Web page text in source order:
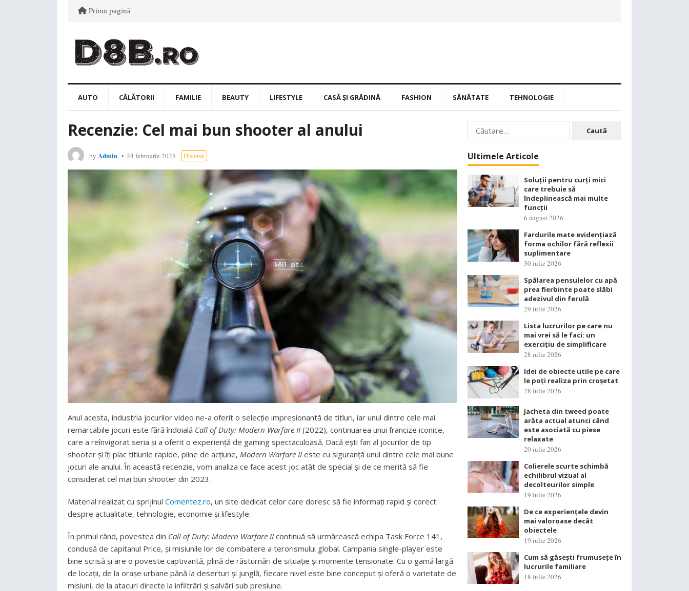
Prima pagină
AUTO CĂLĂTORII FAMILIE BEAUTY LIFESTYLE CASĂ ȘI GRĂDINĂ FASHION SĂNĂTATE TEHNOLOGIE
Recenzie: Cel mai bun shooter al anului
by Admin 24 februarie 2025 Diverse
Anul acesta, industria jocurilor video ne-a oferit o selecție impresionantă de titluri, iar unul dintre cele mai
remarcabile jocuri este fără îndoială Call of Duty: Modern Warfare II (2022), continuarea unui francize iconice,
care a reînvigorat seria și a oferit o experiență de gaming spectaculoasă. Dacă ești fan al jocurilor de tip
shooter și îți plac titlurile rapide, pline de acțiune, Modern Warfare II este cu siguranță unul dintre cele mai bune
jocuri ale anului. În această recenzie, vom analiza ce face acest joc atât de special și de ce merită să fie
considerat cel mai bun shooter din 2023.
Material realizat cu sprijinul Comentez.ro, un site dedicat celor care doresc să fie informați rapid și corect
despre actualitate, tehnologie, economie și lifestyle.
În primul rând, povestea din Call of Duty: Modern Warfare II continuă să urmărească echipa Task Force 141,
condusă de capitanul Price, și misiunile lor de combatere a terorismului global. Campania single-player este
bine scrisă și are o poveste captivantă, plină de răsturnări de situație și momente tensionate. Cu o gamă largă
de locații, de la orașe urbane până la deserturi și junglă, fiecare nivel este bine conceput și oferă o varietate de
misiuni, de la atacuri directe la infiltrări și salvări sub presiune.
Caută
după:
Ultimele Articole
Soluții pentru curți mici
care trebuie să
îndeplinească mai multe
funcții
6 august 2026
Fardurile mate evidențiază
forma ochilor fără reflexii
suplimentare
30 iulie 2026
Spălarea pensulelor cu apă
prea fierbinte poate slăbi
adezivul din ferulă
29 iulie 2026
Lista lucrurilor pe care nu
mai vrei să le faci: un
exercițiu de simplificare
28 iulie 2026
Idei de obiecte utile pe care
le poți realiza prin croșetat
28 iulie 2026
Jacheta din tweed poate
arăta actual atunci când
este asociată cu piese
relaxate
20 iulie 2026
Colierele scurte schimbă
echilibrul vizual al
decolteurilor simple
19 iulie 2026
De ce experiențele devin
mai valoroase decât
obiectele
19 iulie 2026
Cum să găsești frumusețe în
lucrurile familiare
18 iulie 2026